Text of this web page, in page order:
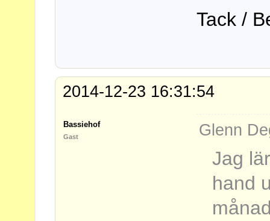
Tack /
2014-12-23 16:31:54
Bassiehof
Gast Glenn
Jag
hand